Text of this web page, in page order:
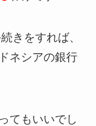
きをすれば、
ネシアの銀行
てもいいでし